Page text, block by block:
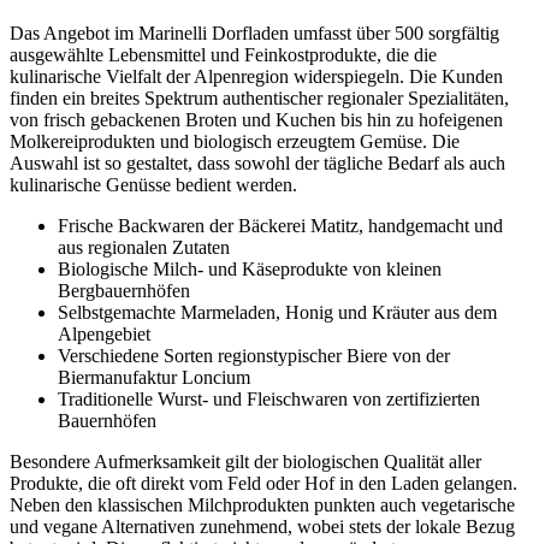
Das Angebot im Marinelli Dorfladen umfasst über 500 sorgfältig
ausgewählte Lebensmittel und Feinkostprodukte, die die
kulinarische Vielfalt der Alpenregion widerspiegeln. Die Kunden
finden ein breites Spektrum authentischer regionaler Spezialitäten,
von frisch gebackenen Broten und Kuchen bis hin zu hofeigenen
Molkereiprodukten und biologisch erzeugtem Gemüse. Die
Auswahl ist so gestaltet, dass sowohl der tägliche Bedarf als auch
kulinarische Genüsse bedient werden.
Frische Backwaren der Bäckerei Matitz, handgemacht und
aus regionalen Zutaten
Biologische Milch- und Käseprodukte von kleinen
Bergbauernhöfen
Selbstgemachte Marmeladen, Honig und Kräuter aus dem
Alpengebiet
Verschiedene Sorten regionstypischer Biere von der
Biermanufaktur Loncium
Traditionelle Wurst- und Fleischwaren von zertifizierten
Bauernhöfen
Besondere Aufmerksamkeit gilt der biologischen Qualität aller
Produkte, die oft direkt vom Feld oder Hof in den Laden gelangen.
Neben den klassischen Milchprodukten punkten auch vegetarische
und vegane Alternativen zunehmend, wobei stets der lokale Bezug